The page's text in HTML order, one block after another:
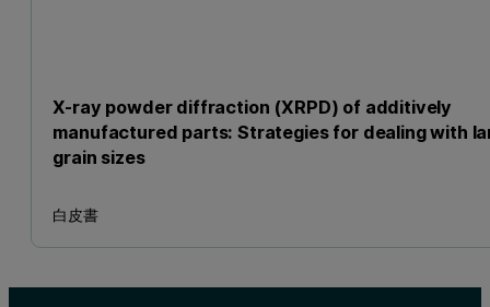
X-ray powder diffraction (XRPD) of additively
manufactured parts: Strategies for dealing with
grain sizes
白皮書